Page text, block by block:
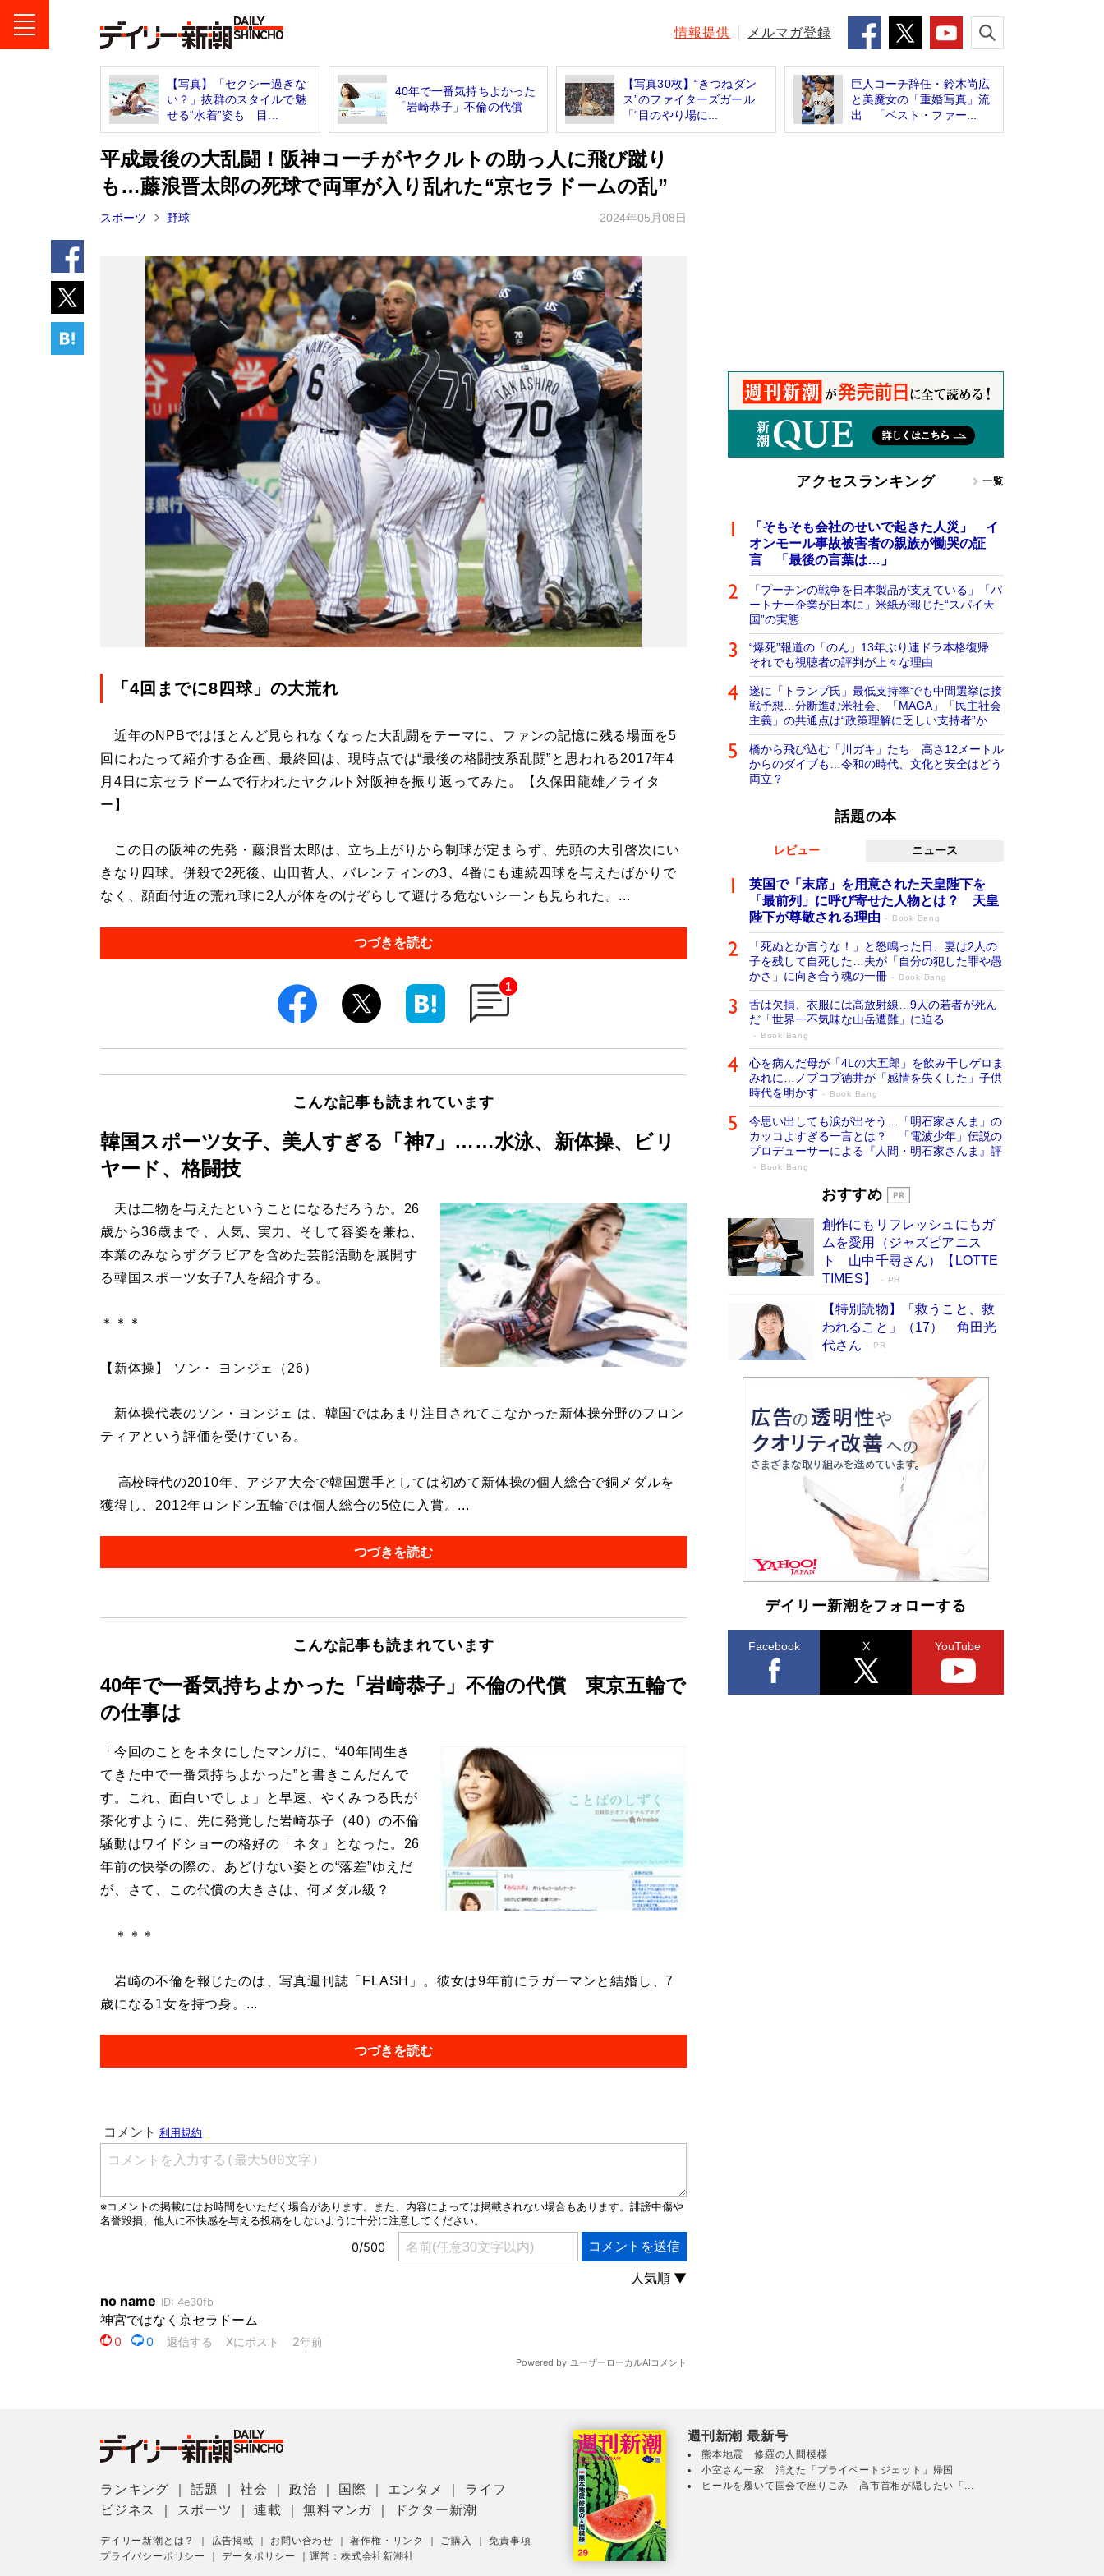
情報提供 メルマガ登録
【写真】「セクシー過ぎな
い？」抜群のスタイルで魅
せる“水着”姿も 目...
40年で一番気持ちよかった
「岩崎恭子」不倫の代償
【写真30枚】“きつねダン
ス”のファイターズガール
「“目のやり場に...
巨人コーチ辞任・鈴木尚広
と美魔女の「重婚写真」流
出 「ベスト・ファー...
平成最後の大乱闘！阪神コーチがヤクルトの助っ人に飛び蹴り
も…藤浪晋太郎の死球で両軍が入り乱れた“京セラドームの乱”
スポーツ 野球 2024年05月08日
「4回までに8四球」の大荒れ
近年のNPBではほとんど見られなくなった大乱闘をテーマに、ファンの記憶に残る場面を5
回にわたって紹介する企画、最終回は、現時点では“最後の格闘技系乱闘”と思われる2017年4
月4日に京セラドームで行われたヤクルト対阪神を振り返ってみた。【久保田龍雄／ライタ
ー】
この日の阪神の先発・藤浪晋太郎は、立ち上がりから制球が定まらず、先頭の大引啓次にい
きなり四球。併殺で2死後、山田哲人、バレンティンの3、4番にも連続四球を与えたばかりで
なく、顔面付近の荒れ球に2人が体をのけぞらして避ける危ないシーンも見られた。...
つづきを読む
1
こんな記事も読まれています
韓国スポーツ女子、美人すぎる「神7」……水泳、新体操、ビリ
ヤード、格闘技
天は二物を与えたということになるだろうか。26
歳から36歳まで 、人気、実力、そして容姿を兼ね、
本業のみならずグラビアを含めた芸能活動を展開す
る韓国スポーツ女子7人を紹介する。
＊＊＊
【新体操】 ソン・ ヨンジェ（26）
新体操代表のソン・ヨンジェ は、韓国ではあまり注目されてこなかった新体操分野のフロン
ティアという評価を受けている。
高校時代の2010年、アジア大会で韓国選手としては初めて新体操の個人総合で銅メダルを
獲得し、2012年ロンドン五輪では個人総合の5位に入賞。...
つづきを読む
こんな記事も読まれています
40年で一番気持ちよかった「岩崎恭子」不倫の代償 東京五輪で
の仕事は
「今回のことをネタにしたマンガに、“40年間生き
てきた中で一番気持ちよかった”と書きこんだんで
す。これ、面白いでしょ」と早速、やくみつる氏が
茶化すように、先に発覚した岩崎恭子（40）の不倫
騒動はワイドショーの格好の「ネタ」となった。26
年前の快挙の際の、あどけない姿との“落差”ゆえだ
が、さて、この代償の大きさは、何メダル級？
＊＊＊
岩崎の不倫を報じたのは、写真週刊誌「FLASH」。彼女は9年前にラガーマンと結婚し、7
歳になる1女を持つ身。...
つづきを読む
アクセスランキング 一覧
「そもそも会社のせいで起きた人災」 イ
オンモール事故被害者の親族が慟哭の証
言 「最後の言葉は…」
「プーチンの戦争を日本製品が支えている」「パ
ートナー企業が日本に」米紙が報じた“スパイ天
国”の実態
“爆死”報道の「のん」13年ぶり連ドラ本格復帰
それでも視聴者の評判が上々な理由
遂に「トランプ氏」最低支持率でも中間選挙は接
戦予想…分断進む米社会、「MAGA」「民主社会
主義」の共通点は“政策理解に乏しい支持者”か
橋から飛び込む「川ガキ」たち 高さ12メートル
からのダイブも…令和の時代、文化と安全はどう
両立？
話題の本
レビュー ニュース
英国で「末席」を用意された天皇陛下を
「最前列」に呼び寄せた人物とは？ 天皇
陛下が尊敬される理由
Book Bang
「死ぬとか言うな！」と怒鳴った日、妻は2人の
子を残して自死した…夫が「自分の犯した罪や愚
かさ」に向き合う魂の一冊
Book Bang
舌は欠損、衣服には高放射線…9人の若者が死ん
だ「世界一不気味な山岳遭難」に迫る
Book Bang
心を病んだ母が「4Lの大五郎」を飲み干しゲロま
みれに…ノブコブ徳井が「感情を失くした」子供
時代を明かす
Book Bang
今思い出しても涙が出そう…「明石家さんま」の
カッコよすぎる一言とは？ 「電波少年」伝説の
プロデューサーによる『人間・明石家さんま』評
Book Bang
「叱って伸びるやつは、褒めたらもっと伸
た“人を育てるコツ”…芸への考え方を明か
す
Book Bang
「『火垂るの墓』は、大嘘である」原作者が抱き
続けた“自責の念”とは…「自己憐憫は描きたくな
い」監督が徹底的にこだわったこと（後編） #
戦争の記憶
Book Bang
美輪明宏 晩年の回答を集めた『ほほえんで生き
るための人生相談』がランクイン［エンターテイ
メントベストセラー］
Book Bang
「宇宙兄弟」最終46巻がベストセラー1位 宇宙
開発への関心を押し上げた18年の物語に幕 特装
版には「宇宙で描かれたマンガ」も収録
Book Bang
「不意に涙が出そうに…」高嶋政伸が明かし
た“13歳の娘を暴行する役”への葛藤 インティマ
シーコーディネーターに支えられたNHK『大奥』
Book Bang
おすすめ
創作にもリフレッシュにもガ
ムを愛用（ジャズピアニス
ト 山中千尋さん）【LOTTE
TIMES】
PR
【特別読物】「救うこと、救
われること」（17） 角田光
代さん
PR
デイリー新潮をフォローする
Facebook X YouTube
ランキング ｜話題 ｜社会 ｜政治 国際 エンタメ
ライフ
ビジネス
スポーツ ｜連載 ｜無料マンガ ドクター新潮
デイリー新潮とは？ 広告掲載 お問い合わせ ｜著作権・リンク ご購入 ｜免責事項
プライバシーポリシー
｜データポリシー 運営：株式会社新潮社
週刊新潮 最新号
熊本地震 修羅の人間模様
小室さん一家 消えた「プライベートジェット」帰国
ヒールを履いて国会で座りこみ 高市首相が隠したい「...